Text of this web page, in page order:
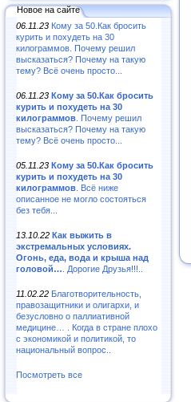
Новое на сайте
06.11.23 Кому за 50.Как бросить
курить и похудеть на 30
килограммов. Почему решил
высказаться? Почему на такую
тему? Всё очень просто...
06.11.23 Кому за 50.Как бросить
курить и похудеть на 30
килограммов . Почему решил
высказаться? Почему на такую
тему? Всё очень просто...
05.11.23 Кому за 50.Как бросить
курить и похудеть на 30
килограммов . Всё ниже
описанное не могло состояться
без тебя...
13.10.22 Как выжить в
экстремальных условиях.
Огонь, еда, вода и крыша над
головой… . Дорогие Друзья!!!..
11.02.22 Благотворительность,
правозащитники и олигархи, и
безусловно о паллиативной
медицине… . Когда в стране плохо
с экономикой и политикой, то
национальный вопрос..
Посмотреть все